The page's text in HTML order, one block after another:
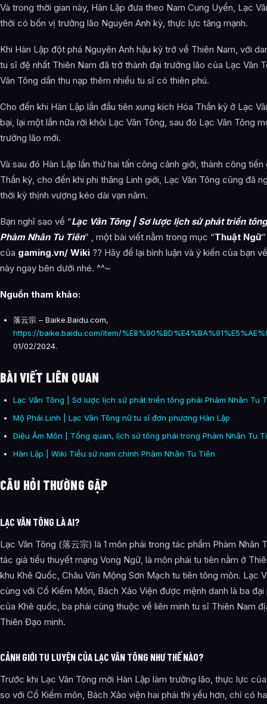
Và trong thời gian này, Hàn Lập đưa theo Nam Cung Uyển, Lạc
thời có bốn vị trưởng lão Nguyên Anh kỳ, thực lực tăng mạnh.
Khi Hàn Lập đột phá Nguyên Anh hậu kỳ trở về Thiên Nam, với
tu sĩ đệ nhất Thiên Nam đã trở thành đại trưởng lão của Lạc Vân
Vân Tông dần thu nạp thêm nhiều tu sĩ có thiên phú.
Cho đến khi Hàn Lập lần đầu tiên xung kích Hóa Thần kỳ ở Lạc
bại, lại một lần nữa rời khỏi Lạc Vân Tông, sau đó Lạc Vân Tông
trưởng lão mới.
Và sau đó Hàn Lập lần thứ hai tấn công cảnh giới, thành công tiến
Thần kỳ, cho đến khi phi thăng Linh giới, Lạc Vân Tông cũng đã
thời kỳ thịnh vượng kéo dài vạn năm.
Bạn nghĩ sao về “Lạc Vân Tông | Sơ lược lịch sử phát triển
Phàm Nhân Tu Tiên” , một bài viết nằm trong mục “Thuật Ngữ”
của gaming.vn/ Wiki ?? Hãy để lại bình luận và ý kiến của bạn
này ngay bên dưới nhé. ^^~
Nguồn tham khảo:
落云宗 – Baike.Baidu.com,
https://baike.baidu.com/item/
01/02/2024.
BÀI VIẾT LIÊN QUAN
Lạc Vân Tông | Sơ lược lịch sử phát triển tông phái Phàm Nhân Tu
Mộ Phái Linh | Lạc Vân Tông nữ tu sĩ đơn phương Hàn Lập
Diệu Âm Môn | Tổng quan, lịch sử tông phái trong Phàm Nhân Tu
Hàn Lập | Wiki Tiểu sử nam chính Phàm Nhân Tu Tiên
CÂU HỎI THƯỜNG GẶP
LẠC VÂN TÔNG LÀ AI?
Lạc Vân Tông (落云宗) là 1 môn phái trong tác phẩm Phàm Nhân
tác giả tiểu thuyết mạng Vong Ngữ, là môn phái tu tiên nằm ở
khu Khê Quốc, Châu Vân Mộng Sơn Mạch tu tiên tông môn. Lạc
cùng với Cổ Kiếm Môn, Bách Xảo Viện được mệnh danh là ba đại
của Khê quốc, ba phái cùng thuộc về liên minh tu sĩ Thiên Nam
Thiên Đạo minh.
CẢNH GIỚI TU LUYỆN CỦA LẠC VÂN TÔNG NHƯ THẾ NÀO?
Trước khi Lạc Vân Tông mời Hàn Lập làm trưởng lão, thực lực
so với Cổ Kiếm môn, Bách Xảo viện hai phái thì yếu hơn, chỉ có